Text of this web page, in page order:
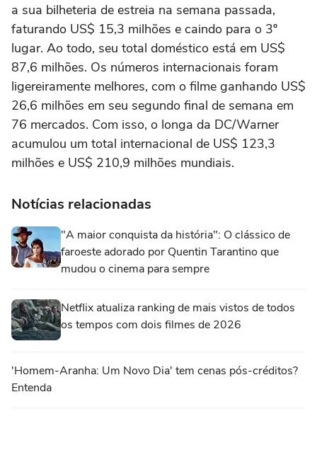
a sua bilheteria de estreia na semana passada,
faturando US$ 15,3 milhões e caindo para o 3º
lugar. Ao todo, seu total doméstico está em US$
87,6 milhões. Os números internacionais foram
ligereiramente melhores, com o filme ganhando US$
26,6 milhões em seu segundo final de semana em
76 mercados. Com isso, o longa da DC/Warner
acumulou um total internacional de US$ 123,3
milhões e US$ 210,9 milhões mundiais.
Notícias relacionadas
"A maior conquista da história": O clássico de
faroeste adorado por Quentin Tarantino que
mudou o cinema para sempre
Netflix atualiza ranking de mais vistos de todos
os tempos com dois filmes de 2026
'Homem-Aranha: Um Novo Dia' tem cenas pós-créditos?
Entenda